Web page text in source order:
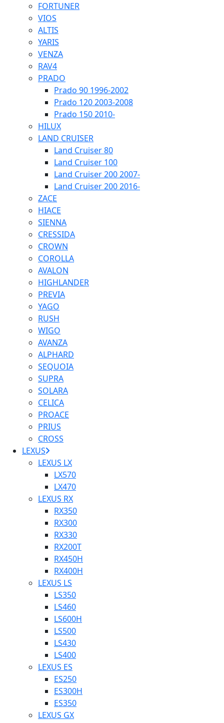
FORTUNER
VIOS
ALTIS
YARIS
VENZA
RAV4
PRADO
Prado 90 1996-2002
Prado 120 2003-2008
Prado 150 2010-
HILUX
LAND CRUISER
Land Cruiser 80
Land Cruiser 100
Land Cruiser 200 2007-
Land Cruiser 200 2016-
ZACE
HIACE
SIENNA
CRESSIDA
CROWN
COROLLA
AVALON
HIGHLANDER
PREVIA
YAGO
RUSH
WIGO
AVANZA
ALPHARD
SEQUOIA
SUPRA
SOLARA
CELICA
PROACE
PRIUS
CROSS
LEXUS
LEXUS LX
LX570
LX470
LEXUS RX
RX350
RX300
RX330
RX200T
RX450H
RX400H
LEXUS LS
LS350
LS460
LS600H
LS500
LS430
LS400
LEXUS ES
ES250
ES300H
ES350
LEXUS GX